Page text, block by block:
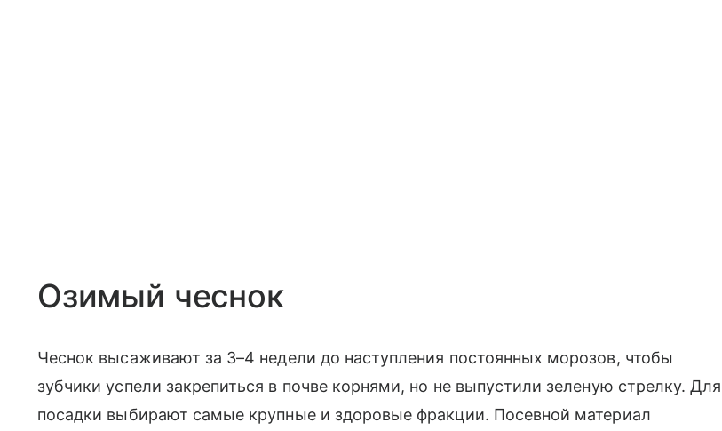
Озимый чеснок
Чеснок высаживают за 3–4 недели до наступления постоянных морозов, чтобы
зубчики успели закрепиться в почве корнями, но не выпустили зеленую стрелку. Для
посадки выбирают самые крупные и здоровые фракции. Посевной материал